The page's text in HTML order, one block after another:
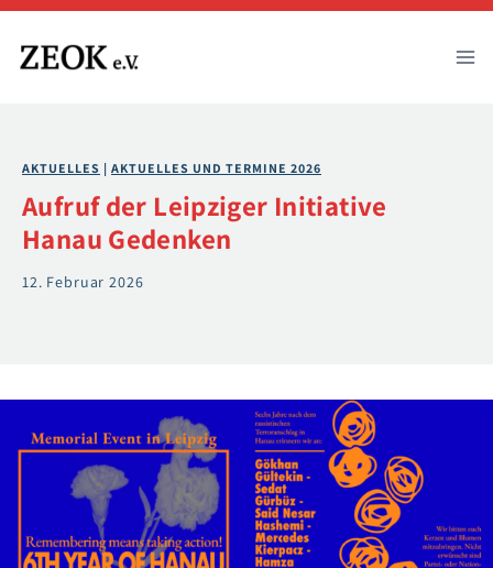
Zum
Inhalt
springen
AKTUELLES | AKTUELLES UND TERMINE 2026
Aufruf der Leipziger Initiative
Hanau Gedenken
12. Februar 2026